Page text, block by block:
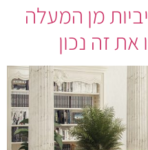
מן המעלה
זה נכון